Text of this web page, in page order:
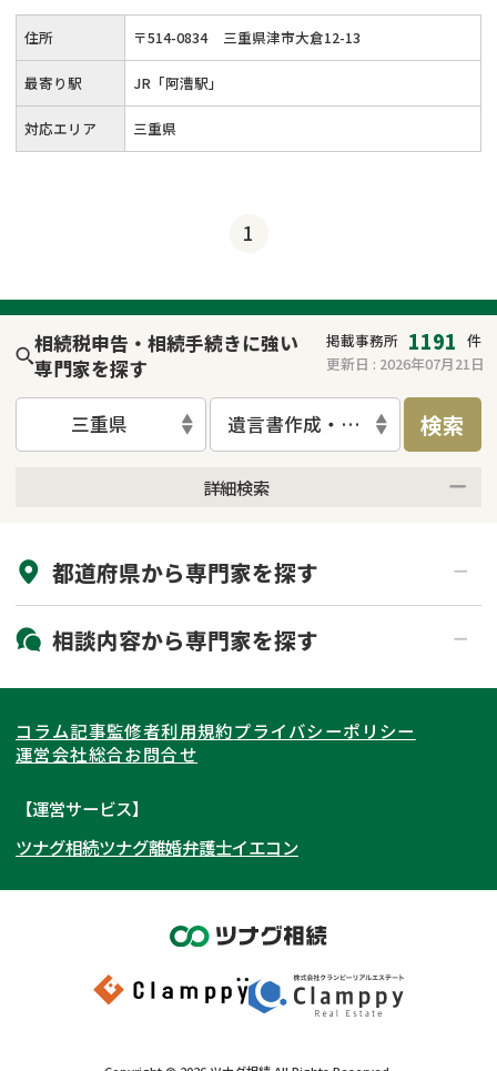
住所 〒514-0834 三重県津市大倉12-13
最寄り駅 JR「阿漕駅」
対応エリア 三重県
1
相続税申告・相続手続きに強い
専門家を探す
掲載事務所 1191 件
更新日 : 2026年07月21日
三重県 遺言書作成・遺言執行 検索
詳細検索
初回相談無料
土日祝の相談可能
都道府県から専門家を探す
北海道・東北
北海道 青森県
岩手県 宮城県
秋田県
福島県
関東
東京都 神奈川県
埼玉県
茨城県 群馬県
東海
愛知県
岐阜県 山梨県
関西
大阪府 京都府
奈良県
和歌山県
北陸・甲信越
石川県
富山県
岡山県
九州・沖縄
相談内容から専門家を探す
相続登記
遺産分割
相続手続き
家族信託
成年後見・任意後見
相続財産調査
不動産評価(相続不動産)
相続トラブル
コラム記事監修者利用規約プライバシーポリシー
運営会社総合お問合せ
【運営サービス】
ツナグ相続ツナグ離婚弁護士イエコン